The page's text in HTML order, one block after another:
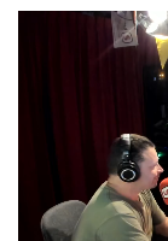
Videospeler